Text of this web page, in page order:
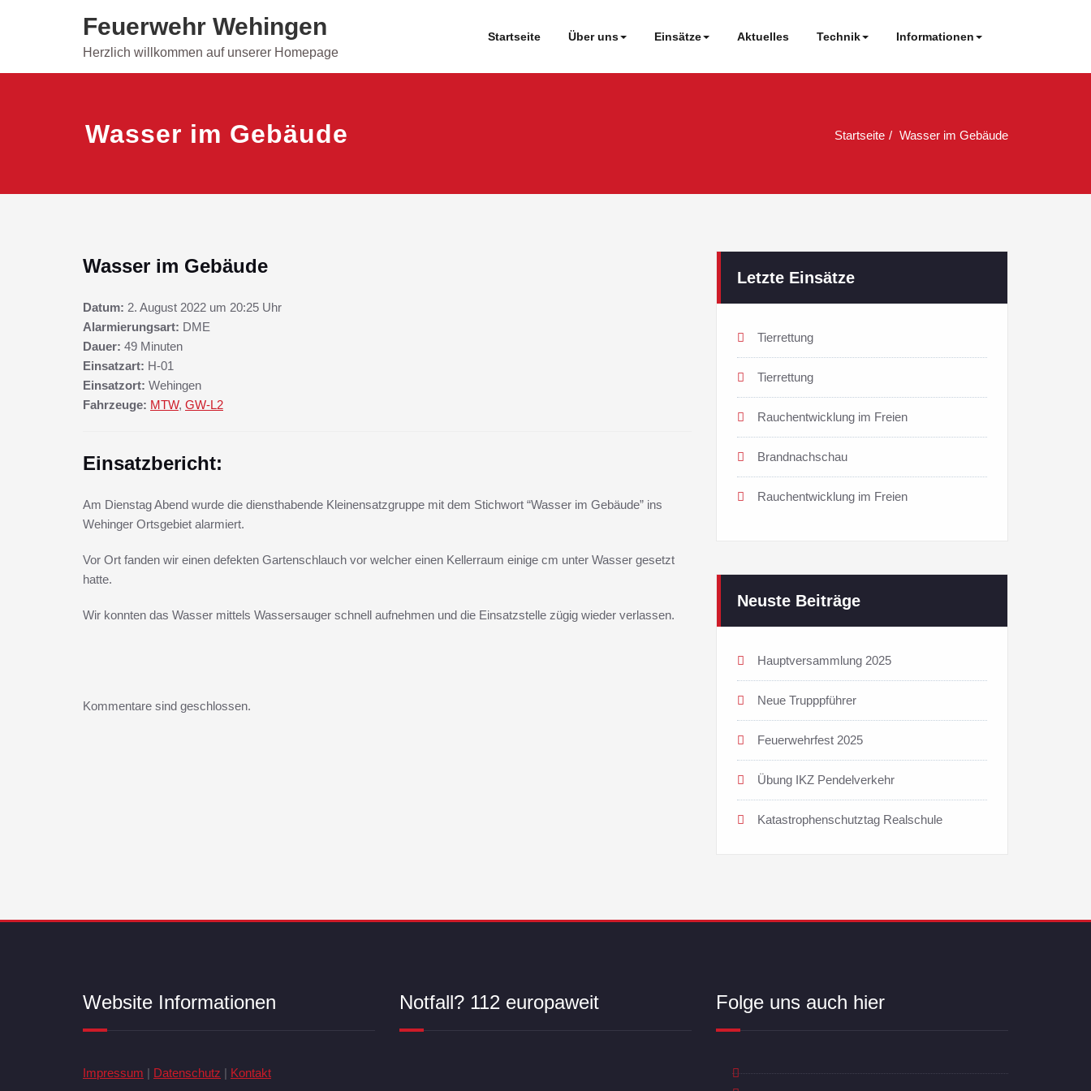
Feuerwehr Wehingen
Herzlich willkommen auf unserer Homepage
Startseite Über uns Einsätze Aktuelles Technik Informationen
Wasser im Gebäude Startseite Wasser im Gebäude
Wasser im Gebäude
Datum: 2. August 2022 um 20:25 Uhr
Alarmierungsart: DME
Dauer: 49 Minuten
Einsatzart: H-01
Einsatzort: Wehingen
Fahrzeuge: MTW, GW-L2
Einsatzbericht:
Am Dienstag Abend wurde die diensthabende Kleinensatzgruppe mit dem Stichwort “Wasser im Gebäude” ins
Wehinger Ortsgebiet alarmiert.
Vor Ort fanden wir einen defekten Gartenschlauch vor welcher einen Kellerraum einige cm unter Wasser gesetzt
hatte.
Wir konnten das Wasser mittels Wassersauger schnell aufnehmen und die Einsatzstelle zügig wieder verlassen.
Kommentare sind geschlossen.
Letzte Einsätze
Tierrettung
Tierrettung
Rauchentwicklung im Freien
Brandnachschau
Rauchentwicklung im Freien
Neuste Beiträge
Hauptversammlung 2025
Neue Trupppführer
Feuerwehrfest 2025
Übung IKZ Pendelverkehr
Katastrophenschutztag Realschule
Website Informationen
Impressum | Datenschutz | Kontakt
Notfall? 112 europaweit Folge uns auch hier